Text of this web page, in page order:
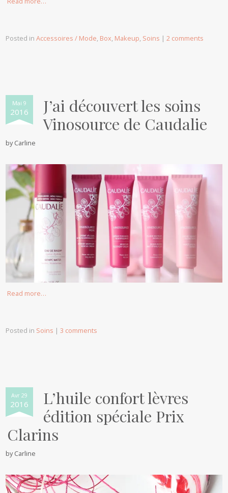
Posted inAccessoires / Mode, Box, Makeup, Soins |2 comments
Mai 9
2016
J’ai découvert les soins
Vinosource de Caudalie
byCarline
Read more…
Posted in Soins |3 comments
Avr 29
2016
L’huile confort lèvres
édition spéciale Prix
Clarins
byCarline